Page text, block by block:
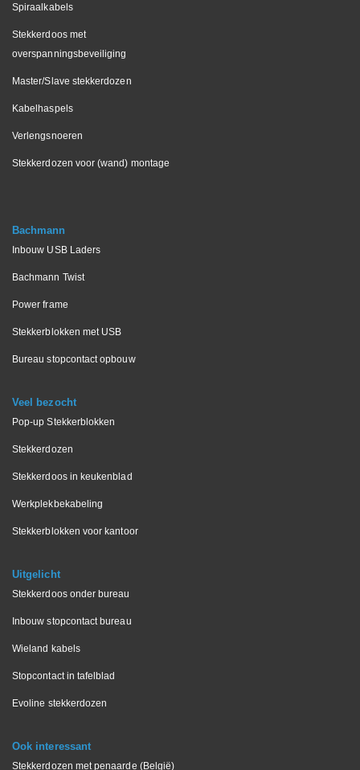
Spiraalkabels
Stekkerdoos met
overspanningsbeveiliging
Master/Slave stekkerdozen
Kabelhaspels
Verlengsnoeren
Stekkerdozen voor (wand) montage
Bachmann
Inbouw USB Laders
Bachmann Twist
Power frame
Stekkerblokken met USB
Bureau stopcontact opbouw
Veel bezocht
Pop-up Stekkerblokken
Stekkerdozen
Stekkerdoos in keukenblad
Werkplekbekabeling
Stekkerblokken voor kantoor
Uitgelicht
Stekkerdoos onder bureau
Inbouw stopcontact bureau
Wieland kabels
Stopcontact in tafelblad
Evoline stekkerdozen
Ook interessant
Stekkerdozen met penaarde (België)